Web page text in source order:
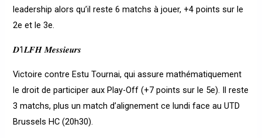
leadership alors qu’il reste 6 matchs à jouer, +4 points sur le
2e et le 3e.
𝑫1𝑳𝑭𝑯 𝑴𝒆𝒔𝒔𝒊𝒆𝒖𝒓𝒔
Victoire contre Estu Tournai, qui assure mathématiquement
le droit de participer aux Play-Off (+7 points sur le 5e). Il reste
3 matchs, plus un match d’alignement ce lundi face au UTD
Brussels HC (20h30).